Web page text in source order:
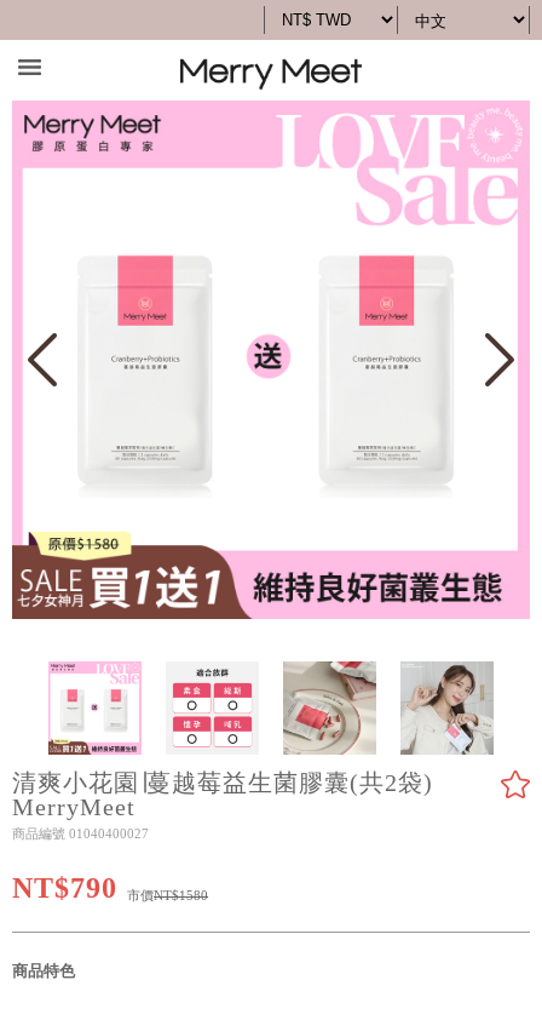
清爽小花園∣蔓越莓益生菌膠囊(共2袋)
MerryMeet
商品編號 01040400027
NT$790 市價NT$1580
商品特色